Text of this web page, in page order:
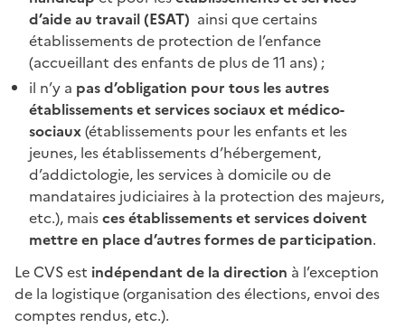
d’aide au travail (ESAT) ainsi que certains
établissements de protection de l’enfance
(accueillant des enfants de plus de 11 ans) ;
il n’y a pas d’obligation pour tous les autres
établissements et services sociaux et médico-
sociaux(établissements pour les enfants et les
jeunes, les établissements d’hébergement,
d’addictologie, les services à domicile ou de
mandataires judiciaires à la protection des majeurs,
etc.), maisces établissements et services doivent
mettre en place d’autres formes de participation.
Le CVS est indépendant de la direction à l’exception
de la logistique (organisation des élections, envoi des
comptes rendus, etc.).